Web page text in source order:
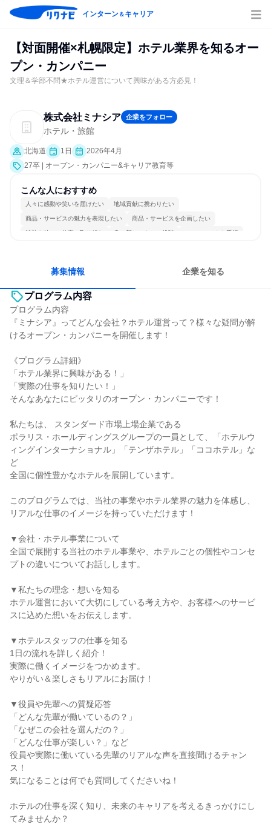
インターン＆キャリア
【対面開催×札幌限定】ホテル業界を知るオー
プン・カンパニー
文理＆学部不問★ホテル運営について興味がある方必見！
株式会社ミナシア 企業をフォロー
ホテル・旅館
北海道 1日
2026年4月
27卒 | オープン・カンパニー&キャリア教育等
こんな人におすすめ
人々に感動や笑いを届けたい 地域貢献に携わりたい
商品・サービスの魅力を表現したい 商品・サービスを企画したい
情熱を持って仕事に取り組む 常に新しいものに挑戦 チームワークを重視
募集情報 企業を知る
プログラム内容
プログラム内容
『ミナシア』ってどんな会社？ホテル運営って？様々な疑問が解
けるオープン・カンパニーを開催します！
《プログラム詳細》
「ホテル業界に興味がある！」
「実際の仕事を知りたい！」
そんなあなたにピッタリのオープン・カンパニーです！
私たちは、 スタンダード市場上場企業である
ポラリス・ホールディングスグループの一員として、「ホテルウ
ィングインターナショナル」「テンザホテル」「ココホテル」な
ど
全国に個性豊かなホテルを展開しています。
このプログラムでは、当社の事業やホテル業界の魅力を体感し、
リアルな仕事のイメージを持っていただけます！
▼会社・ホテル事業について
全国で展開する当社のホテル事業や、ホテルごとの個性やコンセ
プトの違いについてお話しします。
▼私たちの理念・想いを知る
ホテル運営において大切にしている考え方や、お客様へのサービ
スに込めた想いをお伝えします。
▼ホテルスタッフの仕事を知る
1日の流れを詳しく紹介！
実際に働くイメージをつかめます。
やりがい＆楽しさもリアルにお届け！
▼役員や先輩への質疑応答
「どんな先輩が働いているの？」
「なぜこの会社を選んだの？」
「どんな仕事が楽しい？」など
役員や実際に働いている先輩のリアルな声を直接聞けるチャン
ス！
気になることは何でも質問してくださいね！
ホテルの仕事を深く知り、未来のキャリアを考えるきっかけにし
てみませんか？